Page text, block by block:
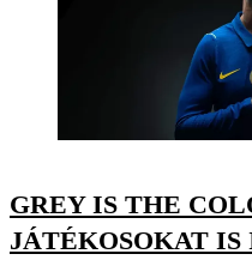
GREY IS THE
JÁTÉKOSOKAT